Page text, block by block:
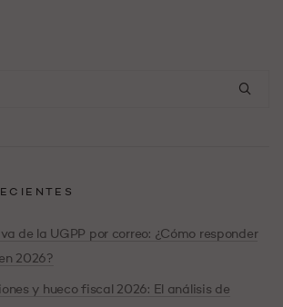
de la UGPP por correo: ¿Cómo responder
2026?
y hueco fiscal 2026: El análisis de